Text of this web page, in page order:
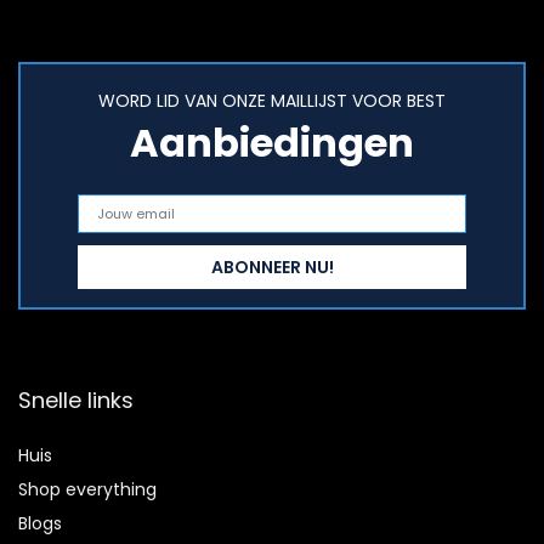
WORD LID VAN ONZE MAILLIJST VOOR BEST
Aanbiedingen
Snelle links
Huis
Shop everything
Blogs